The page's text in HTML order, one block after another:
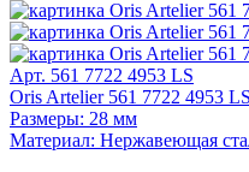
Арт. 561 7722 4953 LS
Oris Artelier 561 7722 4953 LS
Размеры: 28 мм
Материал: Нержавеющая